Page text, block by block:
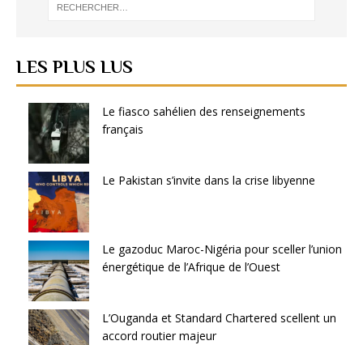
LES PLUS LUS
Le fiasco sahélien des renseignements
français
Le Pakistan s’invite dans la crise libyenne
Le gazoduc Maroc-Nigéria pour sceller l’union
énergétique de l’Afrique de l’Ouest
L’Ouganda et Standard Chartered scellent un
accord routier majeur